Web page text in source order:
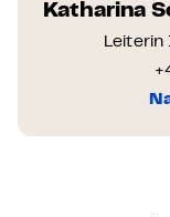
Katharina